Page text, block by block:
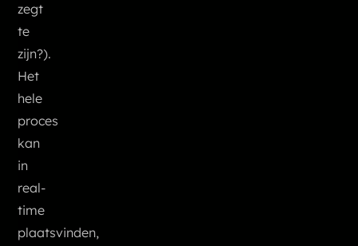
zegt
te
zijn?).
Het
hele
proces
kan
in
real-
time
plaatsvinden,